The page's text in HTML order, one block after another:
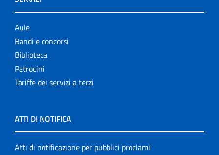
Aule
Bandi e concorsi
Biblioteca
Patrocini
Tariffe dei servizi a terzi
ATTI DI NOTIFICA
Atti di notificazione per pubblici proclami